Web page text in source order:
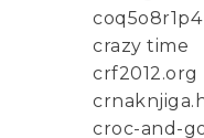
coq5o8r1p4
crazy time
crf2012.org
croc-and-